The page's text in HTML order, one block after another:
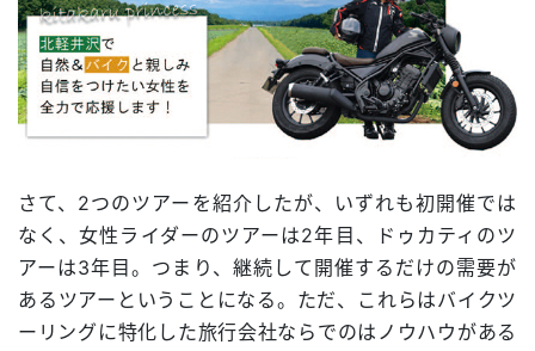
さて、2つのツアーを紹介したが、いずれも初開催では
なく、女性ライダーのツアーは2年目、ドゥカティのツ
アーは3年目。つまり、継続して開催するだけの需要が
あるツアーということになる。ただ、これらはバイクツ
ーリングに特化した旅行会社ならでのはノウハウがある